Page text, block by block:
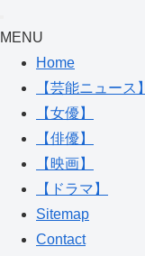
MENU
Home
【芸能ニュース】
【女優】
【俳優】
【映画】
【ドラマ】
Sitemap
Contact